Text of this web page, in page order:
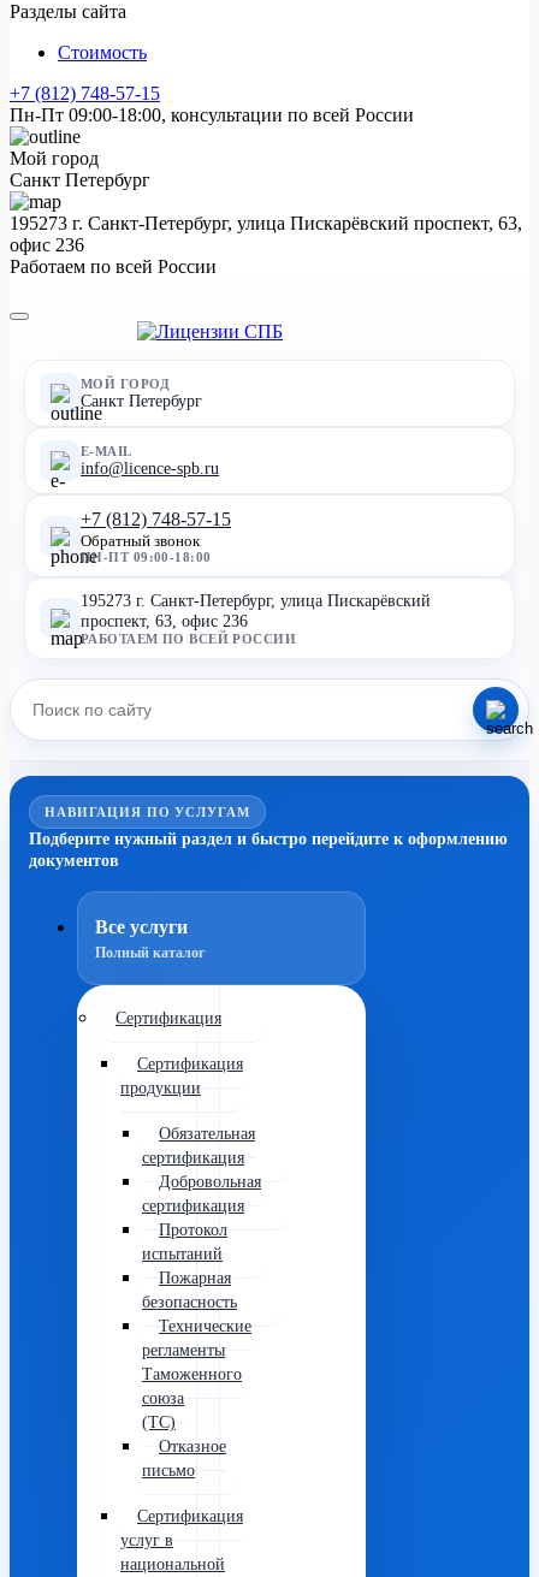
Разделы сайта
Стоимость
+7 (812) 748-57-15
Пн-Пт 09:00-18:00, консультации по всей России
Мой город
Санкт Петербург
195273 г. Санкт-Петербург, улица Пискарёвский проспект, 63,
офис 236
Работаем по всей России
МОЙ ГОРОД
Санкт Петербург
E-MAIL
info@licence-spb.ru
+7 (812) 748-57-15
Обратный звонок
ПН-ПТ 09:00-18:00
195273 г. Санкт-Петербург, улица Пискарёвский
проспект, 63, офис 236
РАБОТАЕМ ПО ВСЕЙ РОССИИ
НАВИГАЦИЯ ПО УСЛУГАМ
Подберите нужный раздел и быстро перейдите к оформлению
документов
Все услуги
Полный каталог
Сертификация
Сертификация
продукции
Обязательная
сертификация
Добровольная
сертификация
Протокол
испытаний
Пожарная
безопасность
Технические
регламенты
Таможенного
союза
(ТС)
Отказное
письмо
Сертификация
услуг в
национальной